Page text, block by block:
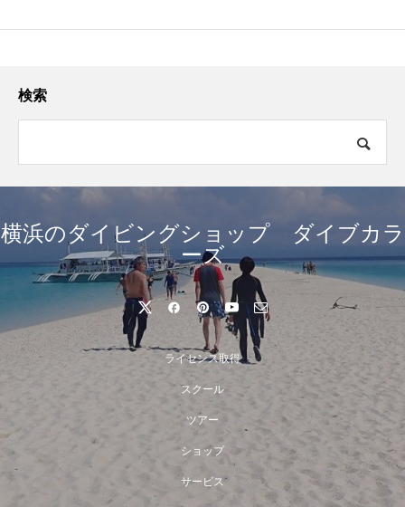
検索
横浜のダイビングショップ ダイブカラ
ーズ
ライセンス取得
スクール
ツアー
ショップ
サービス